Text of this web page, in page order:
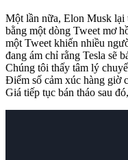
Một lần nữa, Elon Musk lại
bằng một dòng Tweet mơ
một Tweet khiến nhiều
đang ám chỉ rằng Tesla sẽ
Chúng tôi thấy tâm lý
Điểm số cảm xúc hàng giờ
Giá tiếp tục bán tháo sau